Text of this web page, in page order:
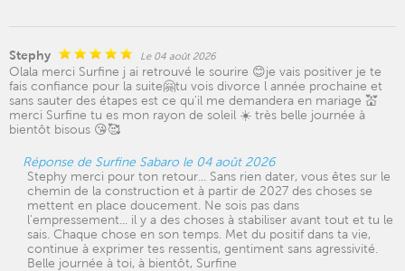
Stephy Le 04 août 2026
Olala merci Surfine j ai retrouvé le sourire 😊je vais positiver je te
fais confiance pour la suite🤗tu vois divorce l année prochaine et
sans sauter des étapes est ce qu'il me demandera en mariage 💒
merci Surfine tu es mon rayon de soleil ☀️ très belle journée à
bientôt bisous 😘🥰
Réponse de Surfine Sabaro le 04 août 2026
Stephy merci pour ton retour... Sans rien dater, vous êtes sur le
chemin de la construction et à partir de 2027 des choses se
mettent en place doucement. Ne sois pas dans
l'empressement... il y a des choses à stabiliser avant tout et tu le
sais. Chaque chose en son temps. Met du positif dans ta vie,
continue à exprimer tes ressentis, gentiment sans agressivité.
Belle journée à toi, à bientôt, Surfine